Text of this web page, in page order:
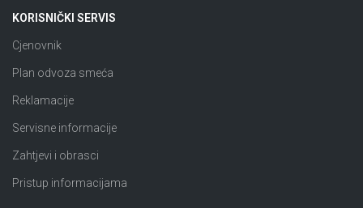
KORISNIČKI SERVIS
Cjenovnik
Plan odvoza smeća
Reklamacije
Servisne informacije
Zahtjevi i obrasci
Pristup informacijama